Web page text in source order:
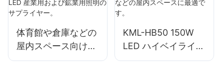
体育館や倉庫などの
屋内スペース向けの
KML-HB30 150W
KML-HB50 150W
LED ハイベイライト
は、修理工場や倉庫